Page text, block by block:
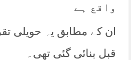
واقع ہے
قبل بنائی گئی تھی۔